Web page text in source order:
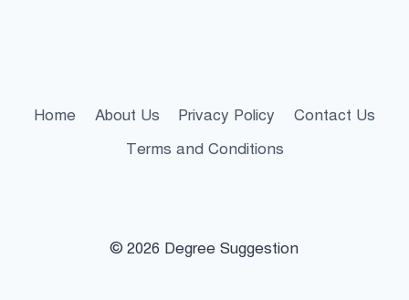
Home About Us Privacy Policy
Contact Us
Terms and Conditions
© 2026 Degree Suggestion